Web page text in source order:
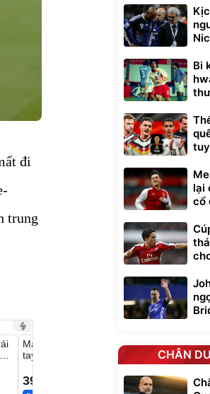
đi
trung
Máy rửa xe cầm
tay xịt rửa cao áp
399.000
Bi
lại
cổ
CHÂN